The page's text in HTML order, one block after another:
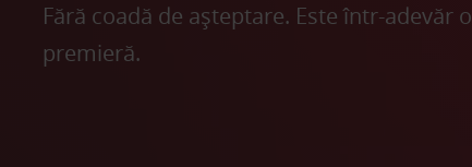
Fără coadă de așteptare. Este într-adevăr o
premieră.